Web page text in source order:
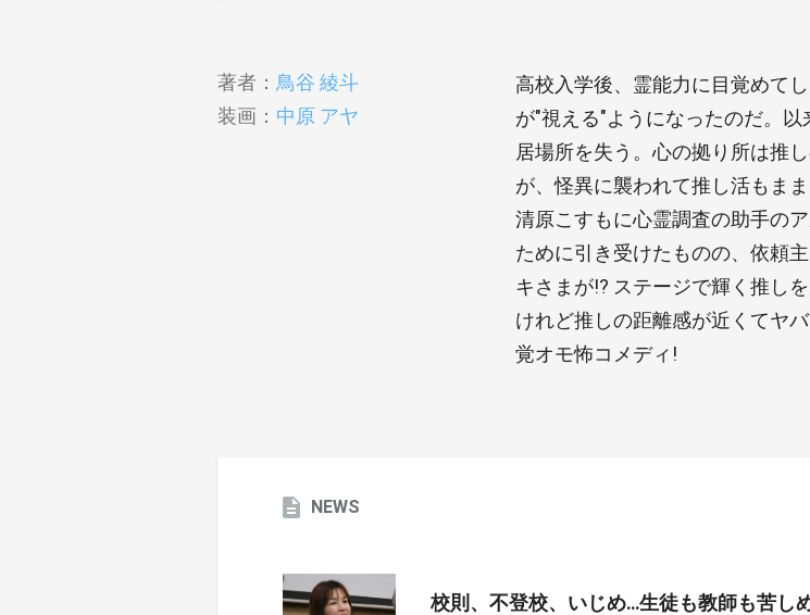
著者： 鳥谷 綾斗
装画： 中原 アヤ
高校入学後、霊能力に目覚めて
が"視える"ようになったのだ。
居場所を失う。心の拠り所は推
が、怪異に襲われて推し活もま
清原こすもに心霊調査の助手の
ために引き受けたものの、依頼
キさまが!? ステージで輝く推し
けれど推しの距離感が近くてヤ
覚オモ怖コメディ!
NEWS
校則、不登校、いじめ…生徒も教師も苦し